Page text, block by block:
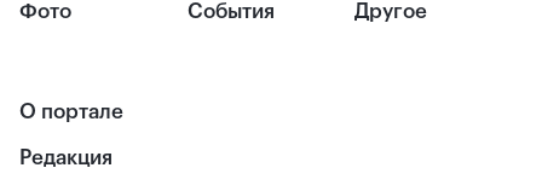
Фото События Другое
О портале
Редакция